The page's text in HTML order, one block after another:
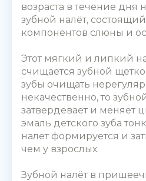
возраста в течение дня
зубной налёт,
компонентов слюны и
Этот мягкий и липкий
счищается зубной
зубы очищать
некачественно, то
затвердевает и меняет
эмаль детского зуба
налет формируется и
чем у взрослых.
Зубной налёт в